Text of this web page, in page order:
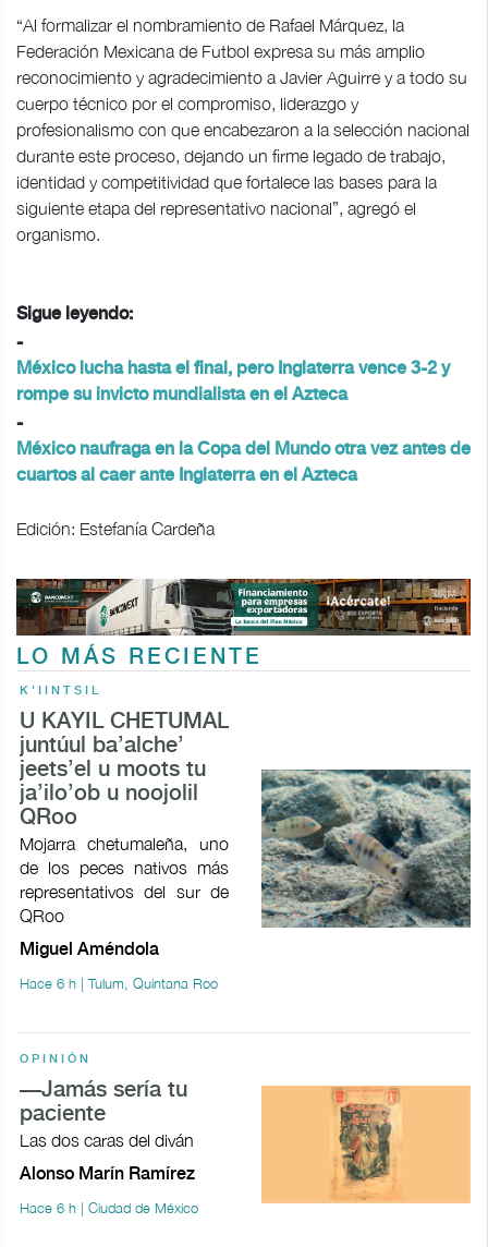
“Al formalizar el nombramiento de Rafael Márquez, la
Federación Mexicana de Futbol expresa su más amplio
reconocimiento y agradecimiento a Javier Aguirre y a todo su
cuerpo técnico por el compromiso, liderazgo y
profesionalismo con que encabezaron a la selección nacional
durante este proceso, dejando un firme legado de trabajo,
identidad y competitividad que fortalece las bases para la
siguiente etapa del representativo nacional”, agregó el
organismo.
Sigue leyendo:
-
México lucha hasta el final, pero Inglaterra vence 3-2 y
rompe su invicto mundialista en el Azteca
-
México naufraga en la Copa del Mundo otra vez antes de
cuartos al caer ante Inglaterra en el Azteca
Edición: Estefanía Cardeña
LO MÁS RECIENTE
K'IINTSIL
U KAYIL CHETUMAL
juntúul ba’alche’
jeets’el u moots tu
ja’ilo’ob u noojolil
QRoo
Mojarra chetumaleña, uno
de los peces nativos más
representativos del sur de
QRoo
Miguel Améndola
Hace 6 h | Tulum, Quintana Roo
OPINIÓN
—Jamás sería tu
paciente
Las dos caras del diván
Alonso Marín Ramírez
Hace 6 h | Ciudad de México